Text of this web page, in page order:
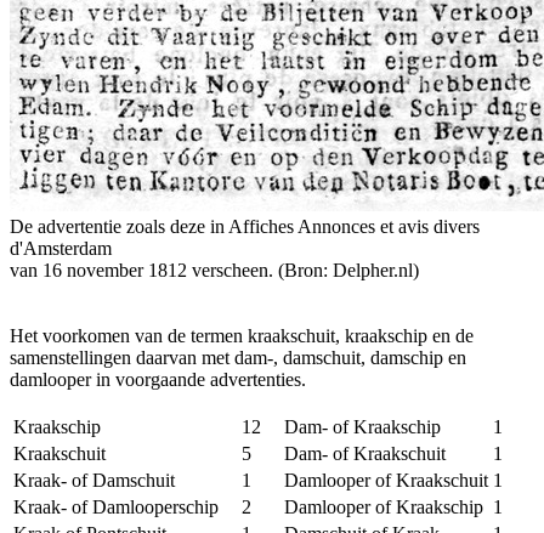
De advertentie zoals deze in Affiches Annonces et avis divers
d'Amsterdam
van 16 november 1812 verscheen. (Bron: Delpher.nl)
Het voorkomen van de termen kraakschuit, kraakschip en de
samenstellingen daarvan met dam-, damschuit, damschip en
damlooper in voorgaande advertenties.
Kraakschip 12 Dam- of Kraakschip
1
Kraakschuit
5 Dam- of Kraakschuit
1
Kraak- of Damschuit
1 Damlooper of Kraakschuit 1
Kraak- of Damlooperschip
2 Damlooper of Kraakschip 1